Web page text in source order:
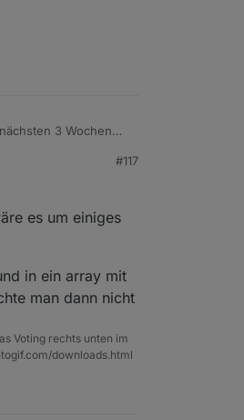
3 Wochen
ich dann
toll aus. Deshalb
;).
#117
es um einiges
in ein array mit
man dann nicht
Voting rechts unten im
downloads.html